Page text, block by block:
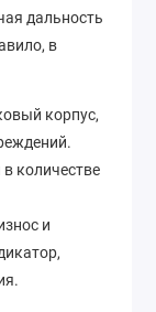
дальность
в
корпус,
количестве
и